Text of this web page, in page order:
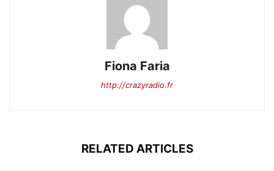
Fiona Faria
http://crazyradio.fr
RELATED ARTICLES